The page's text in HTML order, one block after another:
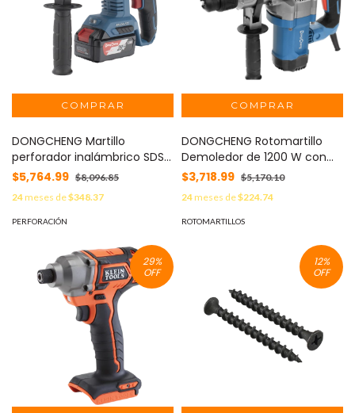
DONGCHENG Martillo
perforador inalámbrico SDS-
PLUS, Incluye 2 Baterías 20V,
4.0 Ah, Cargador y Estuche
MOD: DCZ-C0424-EM
$5,764.99 $8,096.85
24meses de$348.37
PERFORACIÓN
DONGCHENG Rotomartillo
Demoledor de 1200 W con
Broquero SDS-PLUS ,120 Vca
MOD: DZC-0628B
$3,718.99 $5,170.10
24meses de$224.74
ROTOMARTILLOS
29%
OFF
12%
OFF